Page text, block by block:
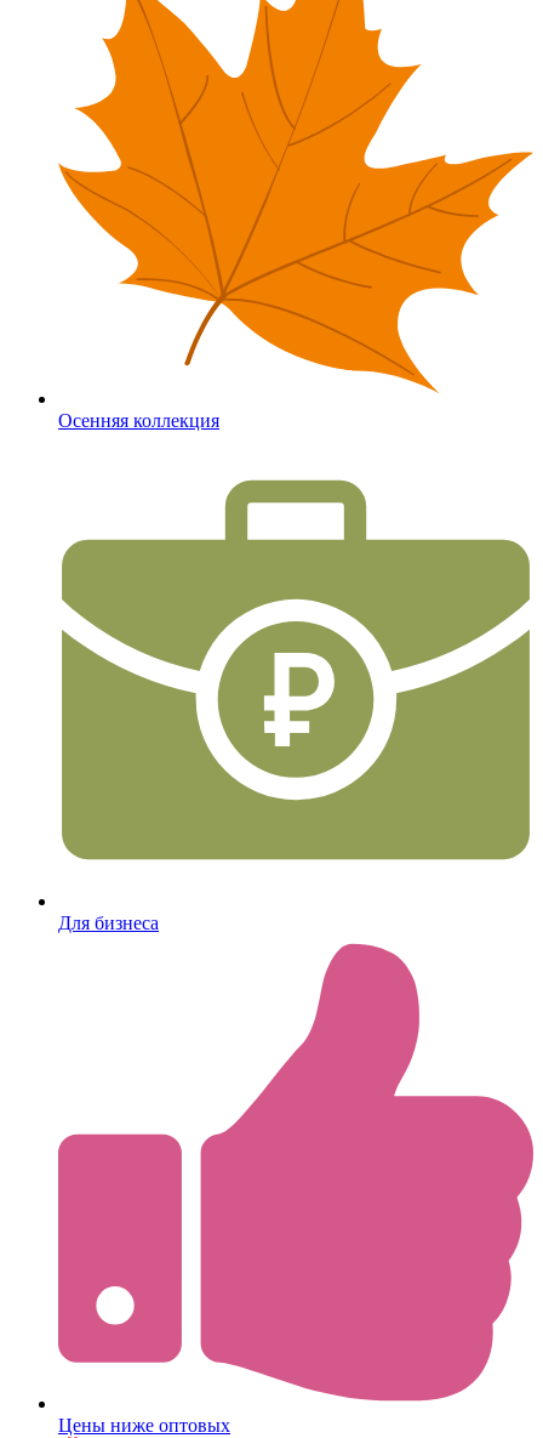
Осенняя коллекция
Для бизнеса
Цены ниже оптовых